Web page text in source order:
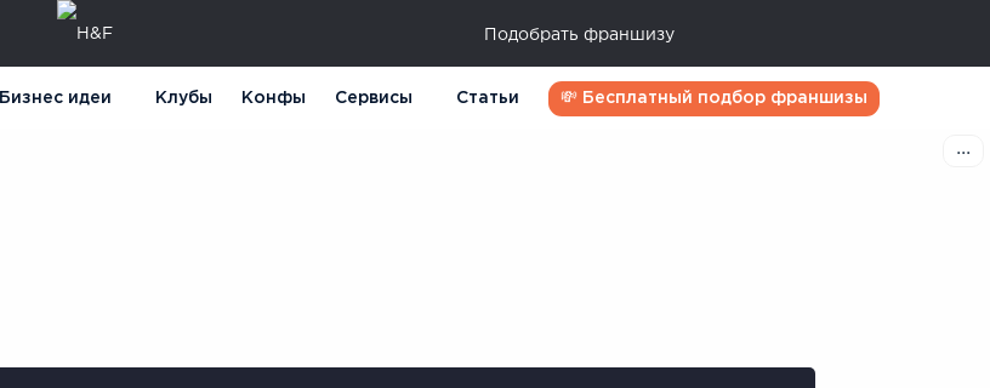
Подобрать франшизу
Бизнес идеи Клубы Конфы Сервисы Статьи 💸 Бесплатный подбор франшизы